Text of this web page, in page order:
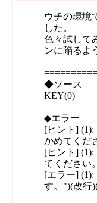
ウチの環境
した。
色々試して
ンに陥るよ
◆ソース
KEY(0)
◆エラー
[ヒント]
かめてくだ
[ヒント]
てください。
[エラー]
す。")(改行